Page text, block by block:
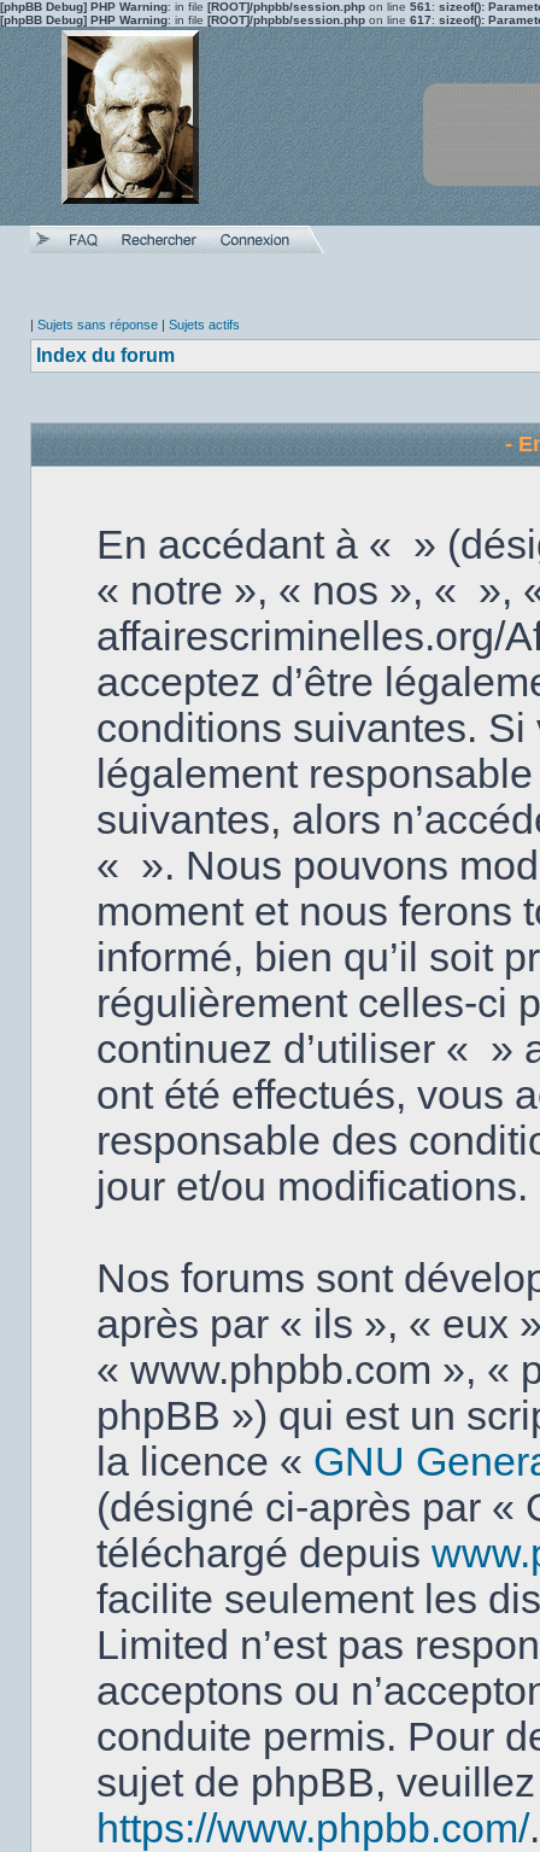
[phpBB Debug] PHP Warning: in file [ROOT]/phpbb/session.php on line 561 : sizeof():
[phpBB Debug] PHP Warning: in file [ROOT]/phpbb/session.php on line 617: sizeof():
| Sujets sans réponse | Sujets actifs
Index du forum
-
En accédant à « »
« notre », « nos », « »,
affairescriminelles.org/
acceptez d’être
conditions suivantes. Si
légalement
suivantes, alors
« ». Nous pouvons
moment et nous ferons
informé, bien qu’il soit
régulièrement celles-ci
continuez d’utiliser « »
ont été effectués, vous
responsable des
jour et/ou modifications.
Nos forums sont
après par « ils », « eux
« www.phpbb.com », «
phpBB ») qui est un
la licence « GNU
(désigné ci-après par «
téléchargé depuis
facilite seulement les
Limited n’est pas
acceptons ou
conduite permis. Pour
sujet de phpBB,
https://www.phpbb.com/.